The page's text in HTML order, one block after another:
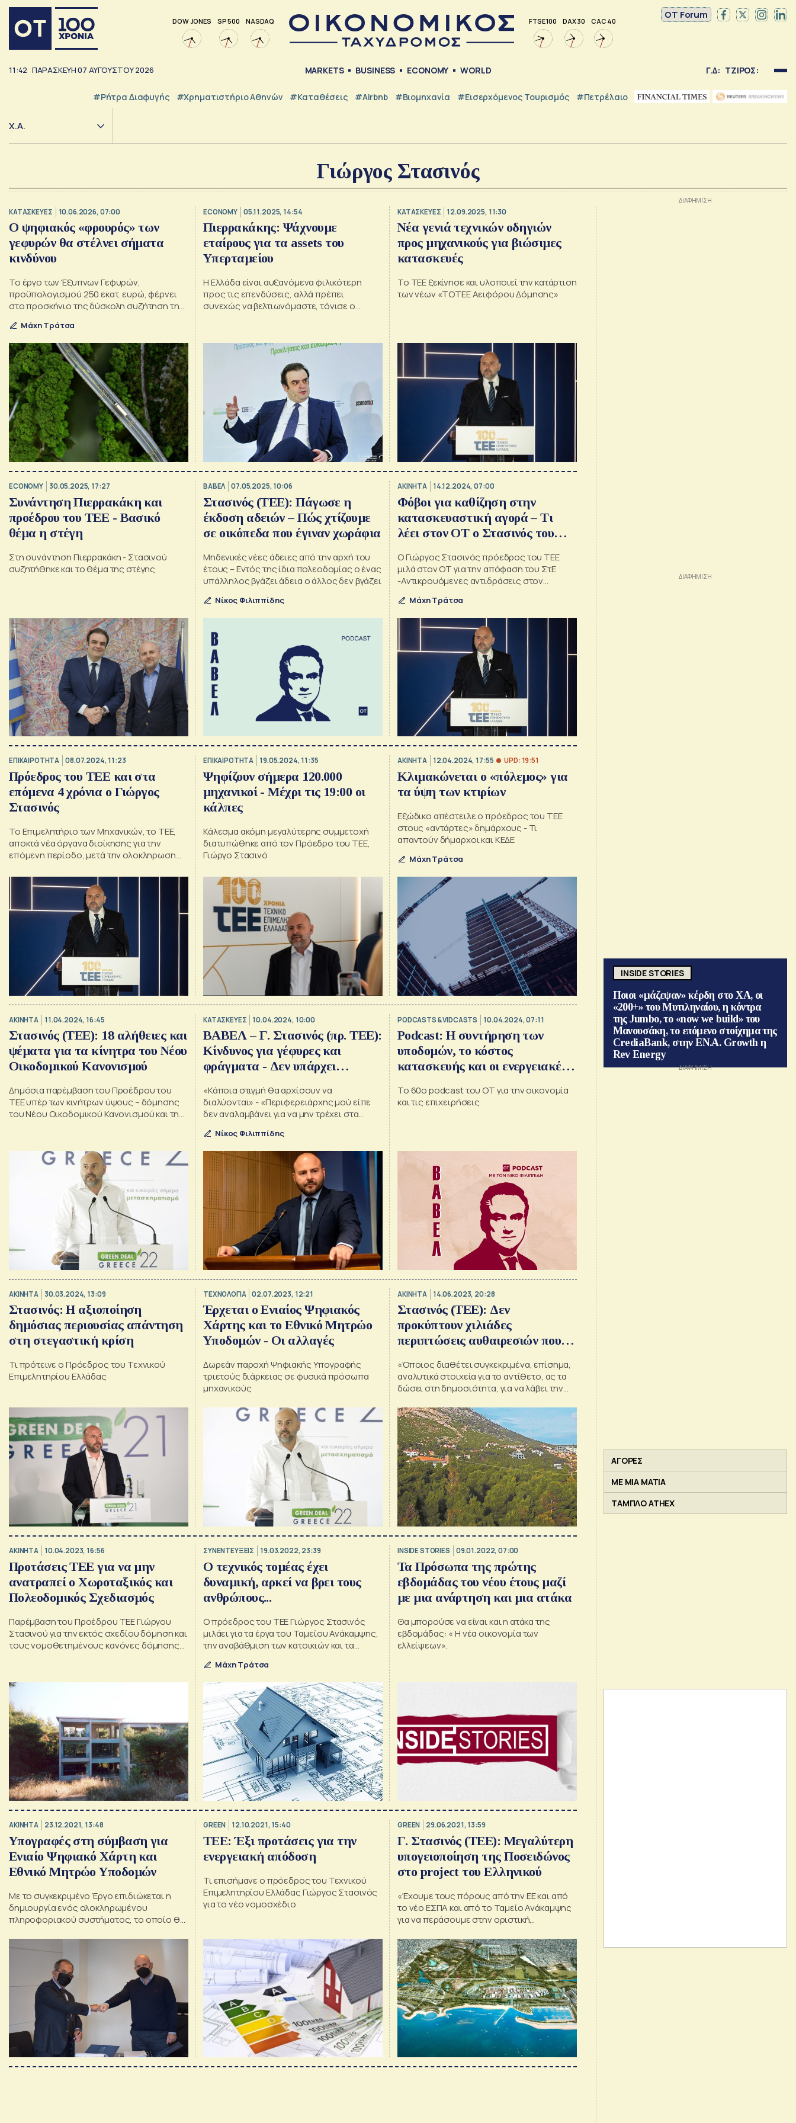
DOW JONES SP 500 NASDAQ FTSE 100 DAX 30 CAC 40
OT Forum
11:42 ΠΑΡΑΣΚΕΥΗ07 ΑΥΓΟΥΣΤΟΥ2026 MARKETS BUSINESS ECONOMY WORLD Γ.Δ: ΤΖΙΡΟΣ:
#ρήτρα Διαφυγής #Χρηματιστήριο Αθηνών #Καταθέσεις #Airbnb #Βιομηχανία #εισερχόμενος Τουρισμός #Πετρέλαιο
Χ.Α.
Γιώργος Στασινός
ΚΑΤΑΣΚΕΥΕΣ 10.06.2026, 07:00
Ο ψηφιακός «φρουρός» των
γεφυρών θα στέλνει σήματα
κινδύνου
Το έργο των Έξυπνων Γεφυρών,
προϋπολογισμού 250 εκατ. ευρώ, φέρνει
στο προσκήνιο της δύσκολη συζήτηση της
Μάχη Τράτσα
ECONOMY 05.11.2025, 14:54
Πιερρακάκης: Ψάχνουμε
εταίρους για τα assets του
Υπερταμείου
Η Ελλάδα είναι αυξανόμενα φιλικότερη
προς τις επενδύσεις, αλλά πρέπει
συνεχώς να βελτιωνόμαστε, τόνισε ο
ΚΑΤΑΣΚΕΥΕΣ 12.09.2025, 11:30
Νέα γενιά τεχνικών οδηγιών
προς μηχανικούς για βιώσιμες
κατασκευές
Το ΤΕΕ ξεκίνησε και υλοποιεί την κατάρτιση
των νέων «ΤΟΤΕΕ Αειφόρου Δόμησης»
ECONOMY 30.05.2025, 17:27
Συνάντηση Πιερρακάκη και
προέδρου του ΤΕΕ - Βασικό
θέμα η στέγη
Στη συνάντηση Πιερρακάκη - Στασινού
συζητήθηκε και το θέμα της στέγης
ΒΑΒΕΛ 07.05.2025, 10:06
Στασινός (ΤΕΕ): Πάγωσε η
έκδοση αδειών – Πώς χτίζουμε
σε οικόπεδα που έγιναν χωράφια
Μηδενικές νέες άδειες από την αρχή του
έτους – Εντός της ίδια πολεοδομίας ο ένας
υπάλληλος βγάζει άδεια ο άλλος δεν βγάζει
Νίκος Φιλιππίδης
ΑΚΙΝΗΤΑ 14.12.2024, 07:00
Φόβοι για καθίζηση στην
κατασκευαστική αγορά – Τι
λέει στον ΟΤ ο Στασινός του
Ο Γιώργος Στασινός πρόεδρος του ΤΕΕ
μιλά στον ΟΤ για την απόφαση του ΣτΕ
-Αντικρουόμενες αντιδράσεις στον
Μάχη Τράτσα
ΕΠΙΚΑΙΡΟΤΗΤΑ 08.07.2024, 11:23
Πρόεδρος του ΤΕΕ και στα
επόμενα 4 χρόνια ο Γιώργος
Στασινός
Το Επιμελητήριο των Μηχανικών, το ΤΕΕ,
αποκτά νέα όργανα διοίκησης για την
επόμενη περίοδο, μετά την ολοκληρωση
ΕΠΙΚΑΙΡΟΤΗΤΑ 19.05.2024, 11:35
Ψηφίζουν σήμερα 120.000
μηχανικοί - Μέχρι τις 19:00 οι
κάλπες
Κάλεσμα ακόμη μεγαλύτερης συμμετοχή
διατυπώθηκε από τον Πρόεδρο του ΤΕΕ,
Γιώργο Στασινό
ΑΚΙΝΗΤΑ 12.04.2024, 17:55 UPD: 19:51
Κλιμακώνεται ο «πόλεμος» για
τα ύψη των κτιρίων
Εξώδικο απέστειλε ο πρόεδρος του ΤΕΕ
στους «αντάρτες» δημάρχους - Τι
απαντούν δήμαρχοι και ΚΕΔΕ
Μάχη Τράτσα
ΑΚΙΝΗΤΑ 11.04.2024, 16:45
Στασινός (ΤΕΕ): 18 αλήθειες και
ψέματα για τα κίνητρα του Νέου
Οικοδομικού Κανονισμού
Δημόσια παρέμβαση του Προέδρου του
ΤΕΕ υπέρ των κινήτρων ύψους – δόμησης
του Νέου Οικοδομικού Κανονισμού και την
ΚΑΤΑΣΚΕΥΕΣ 10.04.2024, 10:00
ΒΑΒΕΛ – Γ. Στασινός (πρ. ΤΕΕ):
Κίνδυνος για γέφυρες και
φράγματα - Δεν υπάρχει
συντήρησή τους
«Κάποια στιγμή θα αρχίσουν να
διαλύονται» - «Περιφερειάρχης μού είπε
δεν αναλαμβάνει για να μην τρέχει στα
Νίκος Φιλιππίδης
PODCASTS & VIDCASTS 10.04.2024, 07:11
Podcast: Η συντήρηση των
υποδομών, το κόστος
κατασκευής και οι ενεργειακές
Στασινός στη Βαβέλ
To 60ο podcast του ΟΤ για την οικονομία
και τις επιχειρήσεις
ΑΚΙΝΗΤΑ 30.03.2024, 13:09
Στασινός: H αξιοποίηση
δημόσιας περιουσίας απάντηση
στη στεγαστική κρίση
Τι πρότεινε ο Πρόεδρος του Τεχνικού
Επιμελητηρίου Ελλάδας
ΤΕΧΝΟΛΟΓΙΑ 02.07.2023, 12:21
Έρχεται ο Ενιαίος Ψηφιακός
Χάρτης και το Εθνικό Μητρώο
Υποδομών - Οι αλλαγές
Δωρεάν παροχή Ψηφιακής Υπογραφής
τριετούς διάρκειας σε φυσικά πρόσωπα
μηχανικούς
ΑΚΙΝΗΤΑ 14.06.2023, 20:28
Στασινός (ΤΕΕ): Δεν
προκύπτουν χιλιάδες
περιπτώσεις αυθαιρεσιών που
«Όποιος διαθέτει συγκεκριμένα, επίσημα,
αναλυτικά στοιχεία για το αντίθετο, ας τα
δώσει στη δημοσιότητα, για να λάβει την
ΑΚΙΝΗΤΑ 10.04.2023, 16:56
Προτάσεις ΤΕΕ για να μην
ανατραπεί ο Χωροταξικός και
Πολεοδομικός Σχεδιασμός
Παρέμβαση του Προέδρου ΤΕΕ Γιώργου
Στασινού για την εκτός σχεδίου δόμηση και
τους νομοθετημένους κανόνες δόμησης
ΣΥΝΕΝΤΕΥΞΕΙΣ 19.03.2022, 23:39
Ο τεχνικός τομέας έχει
δυναμική, αρκεί να βρει τους
ανθρώπους...
Ο πρόεδρος του ΤΕΕ Γιώργος Στασινός
μιλάει για τα έργα του Ταμείου Ανάκαμψης,
την αναβάθμιση των κατοικιών και τα
«Δεν έχουμε αρκετούς μάστορες και
τεχνίτες στην οικοδομή».
Μάχη Τράτσα
INSIDE STORIES 09.01.2022, 07:00
Τα Πρόσωπα της πρώτης
εβδομάδας του νέου έτους μαζί
με μια ανάρτηση και μια ατάκα
Θα μπορούσε να είναι και η ατάκα της
εβδομάδας: « Η νέα οικονομία των
ελλείψεων».
ΑΚΙΝΗΤΑ 23.12.2021, 13:48
Υπογραφές στη σύμβαση για
Ενιαίο Ψηφιακό Χάρτη και
Εθνικό Μητρώο Υποδομών
Με το συγκεκριμένο Έργο επιδιώκεται η
δημιουργία ενός ολοκληρωμένου
πληροφοριακού συστήματος, το οποίο θα
ενσωματώνει ψηφιακή γεωχωρική
διαφορετικούς φορείς της δημόσιας
διοίκησης και ηλεκτρονικής διακυβέρνησης
GREEN 12.10.2021, 15:40
ΤΕΕ: Έξι προτάσεις για την
ενεργειακή απόδοση
Τι επισήμανε ο πρόεδρος του Τεχνικού
Επιμελητηρίου Ελλάδας Γιώργος Στασινός
για το νέο νομοσχέδιο
GREEN 29.06.2021, 13:59
Γ. Στασινός (ΤΕΕ): Μεγαλύτερη
υπογειοποίηση της Ποσειδώνος
στο project του Ελληνικού
«Έχουμε τους πόρους από την ΕΕ και από
το νέο ΕΣΠΑ και από το Ταμείο Ανάκαμψης
για να περάσουμε στην οριστική
υπουργός Ανάπτυξης και Επενδύσεων
Άδωνις Γεωργιάδης, κατά την έναρξη του
πρώτου Συνεδρίου GREEN DEAL GREECE
2021, που πραγματοποιεί το ΤΕΕ
INSIDE STORIES
Ποιοι «μάζεψαν» κέρδη στο ΧΑ, οι
«200+» του Μυτιληναίου, η κόντρα
της Jumbo, το «now we build» του
Μανουσάκη, το επόμενο στοίχημα της
CrediaBank, στην ΕΝ.Α. Growth η
Rev Energy
ΑΓΟΡΕΣ
ΜΕ ΜΙΑ ΜΑΤΙΑ
ΤΑΜΠΛΟ ATHEX